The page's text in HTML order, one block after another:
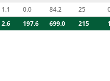
1.1 0.0 84.2 25
2.6 197.6 699.0 215